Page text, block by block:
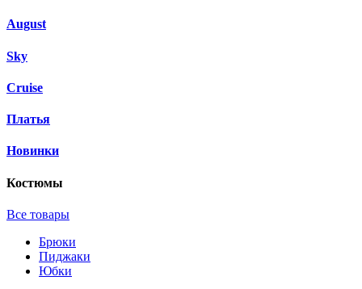
August
Sky
Cruise
Платья
Новинки
Костюмы
Все товары
Брюки
Пиджаки
Юбки